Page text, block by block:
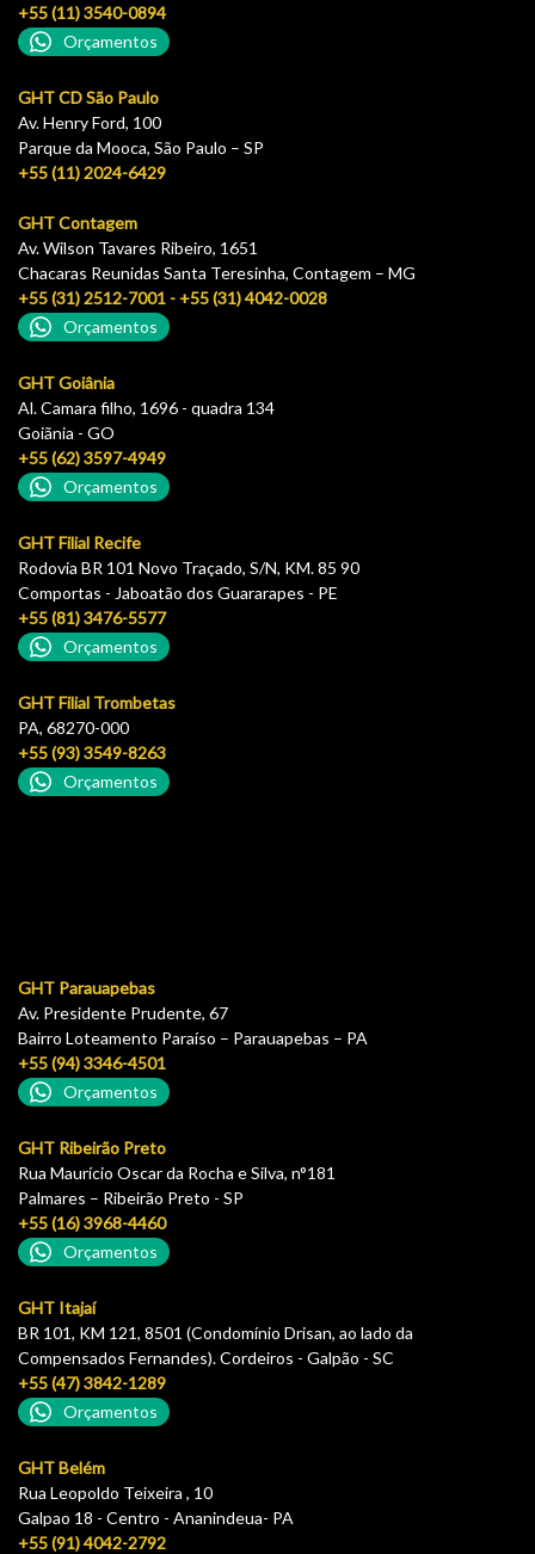
+55 (11) 3540-0894
Orçamentos
GHT CD São Paulo
Av. Henry Ford, 100
Parque da Mooca, São Paulo – SP
+55 (11) 2024-6429
GHT Contagem
Av. Wilson Tavares Ribeiro, 1651
Chacaras Reunidas Santa Teresinha, Contagem – MG
+55 (31) 2512-7001 - +55 (31) 4042-0028
Orçamentos
GHT Goiânia
Al. Camara filho, 1696 - quadra 134
Goiãnia - GO
+55 (62) 3597-4949
Orçamentos
GHT Filial Recife
Rodovia BR 101 Novo Traçado, S/N, KM. 85 90
Comportas - Jaboatão dos Guararapes - PE
+55 (81) 3476-5577
Orçamentos
GHT Filial Trombetas
PA, 68270-000
+55 (93) 3549-8263
Orçamentos
GHT Parauapebas
Av. Presidente Prudente, 67
Bairro Loteamento Paraíso – Parauapebas – PA
+55 (94) 3346-4501
Orçamentos
GHT Ribeirão Preto
Rua Maurício Oscar da Rocha e Silva, n°181
Palmares – Ribeirão Preto - SP
+55 (16) 3968-4460
Orçamentos
GHT Itajaí
BR 101, KM 121, 8501 (Condomínio Drisan, ao lado da
Compensados Fernandes). Cordeiros - Galpão - SC
+55 (47) 3842-1289
Orçamentos
GHT Belém
Rua Leopoldo Teixeira , 10
Galpao 18 - Centro - Ananindeua- PA
+55 (91) 4042-2792